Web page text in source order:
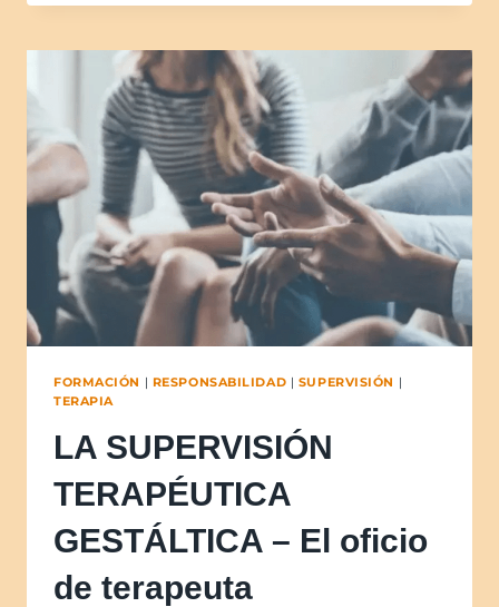
FORMACIÓN | RESPONSABILIDAD | SUPERVISIÓN |
TERAPIA
LA SUPERVISIÓN
TERAPÉUTICA
GESTÁLTICA – El oficio
de terapeuta